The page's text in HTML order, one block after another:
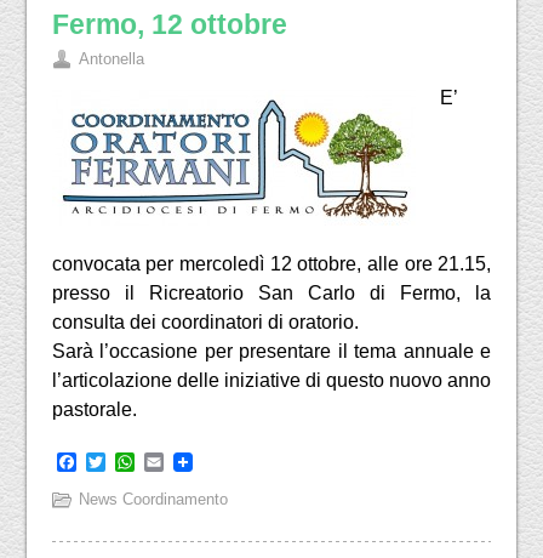
Fermo, 12 ottobre
Antonella
E’
convocata per mercoledì 12 ottobre, alle ore 21.15,
presso il Ricreatorio San Carlo di Fermo, la
consulta dei coordinatori di oratorio.
Sarà l’occasione per presentare il tema annuale e
l’articolazione delle iniziative di questo nuovo anno
pastorale.
Facebook
TwitterWhatsApp
Email
News Coordinamento